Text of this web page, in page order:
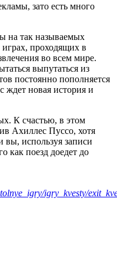
зато есть много
на так называемых
проходящих в
во всем мире.
выпутаться из
постоянно пополняется
ждет новая история и
К счастью, в этом
Ахиллес Пуссо, хотя
вы, используя записи
как поезд доедет до
igry_kvesty/